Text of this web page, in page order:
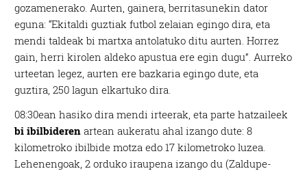
gozamenerako. Aurten, gainera, berritasunekin dator
eguna: “Ekitaldi guztiak futbol zelaian egingo dira, eta
mendi taldeak bi martxa antolatuko ditu aurten. Horrez
gain, herri kirolen aldeko apustua ere egin dugu”. Aurreko
urteetan legez, aurten ere bazkaria egingo dute, eta
guztira, 250 lagun elkartuko dira.
08:30ean hasiko dira mendi irteerak, eta parte hatzaileek
bi ibilbideren artean aukeratu ahal izango dute: 8
kilometroko ibilbide motza edo 17 kilometroko luzea.
Lehenengoak, 2 orduko iraupena izango du (Zaldupe-